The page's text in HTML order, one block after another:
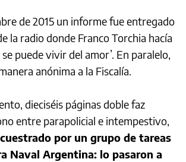
de 2015 un informe fue entregado
la radio donde Franco Torchia hacía
puede vivir del amor’. En paralelo,
anónima a la Fiscalía.
dieciséis páginas doble faz
entre parapolicial e intempestivo,
por un grupo de tareas
Naval Argentina: lo pasaron a